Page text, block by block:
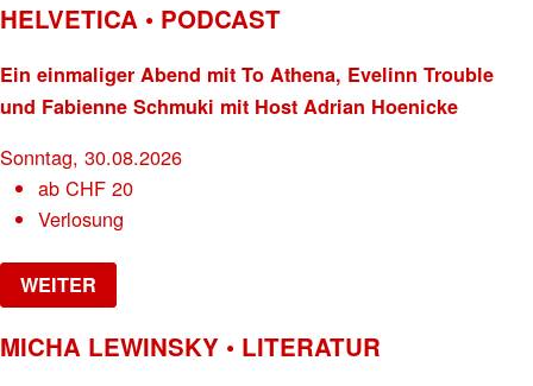
HELVETICA • PODCAST
Ein einmaliger Abend mit To Athena, Evelinn Trouble
und Fabienne Schmuki mit Host Adrian Hoenicke
Sonntag, 30.08.2026
abCHF 20
Verlosung
WEITER
MICHA LEWINSKY • LITERATUR